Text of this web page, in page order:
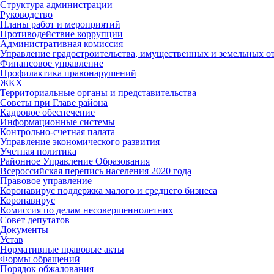
Структура администрации
Руководство
Планы работ и мероприятий
Противодействие коррупции
Административная комиссия
Управление градостроительства, имущественных и земельных
Финансовое управление
Профилактика правонарушений
ЖКХ
Территориальные органы и представительства
Советы при Главе района
Кадровое обеспечение
Информационные системы
Контрольно-счетная палата
Управление экономического развития
Учетная политика
Районное Управление Образования
Всероссийская перепись населения 2020 года
Правовое управление
Коронавирус поддержка малого и среднего бизнеса
Коронавирус
Комиссия по делам несовершеннолетних
Совет депутатов
Документы
Устав
Нормативные правовые акты
Формы обращений
Порядок обжалования